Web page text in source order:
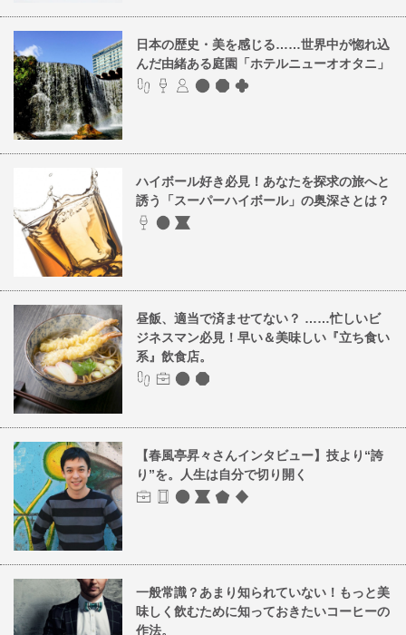
日本の歴史・美を感じる……世界中が惚れ込
んだ由緒ある庭園「ホテルニューオオタニ」
ハイボール好き必見！あなたを探求の旅へと
誘う「スーパーハイボール」の奥深さとは？
昼飯、適当で済ませてない？ ……忙しいビ
ジネスマン必見！早い＆美味しい『立ち食い
系』飲食店。
【春風亭昇々さんインタビュー】技より“誇
り”を。人生は自分で切り開く
一般常識？あまり知られていない！もっと美
味しく飲むために知っておきたいコーヒーの
作法。